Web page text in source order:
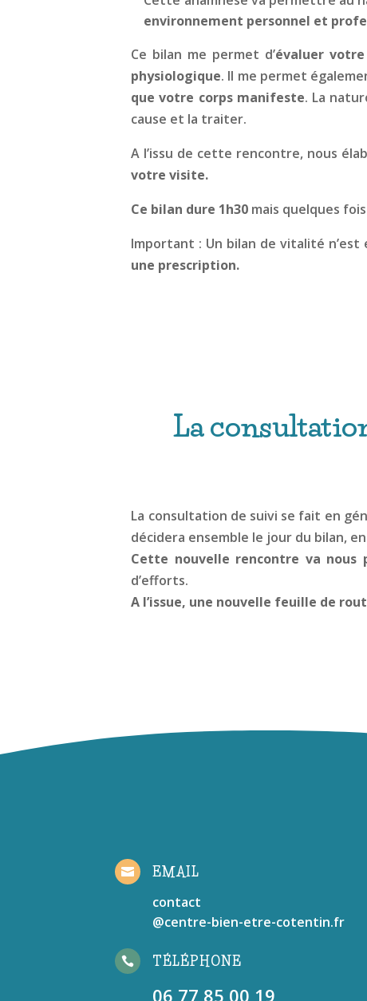
environnement personnel et
Ce bilan me permet d’évaluer
physiologique. Il me permet
que votre corps manifeste. La
cause et la traiter.
A l’issu de cette rencontre, nous
votre visite.
Ce bilan dure 1h30 mais quelques
Important : Un bilan de vitalité n’est
une prescription.
La
La consultation de suivi se fait en
décidera ensemble le jour du bilan,
Cette nouvelle rencontre va nous
d’efforts.
A l’issue, une nouvelle feuille de
 EMAIL
contact
@centre-bien-etre-cotentin.fr
 TÉLÉPHONE
06 77 85 00 19